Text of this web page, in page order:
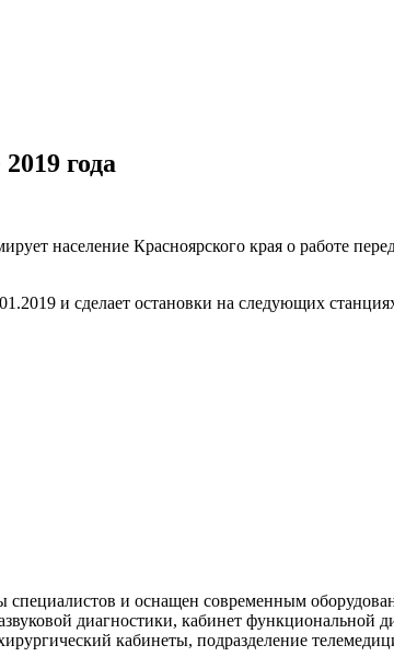
года
население Красноярского края о работе
и сделает остановки на следующих
специалистов и оснащен современным
диагностики, кабинет
кабинеты, подразделение